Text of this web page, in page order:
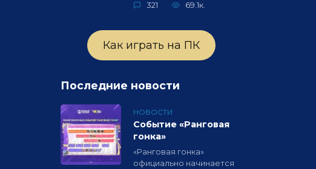
321
69.1к.
Как играть на ПК
Последние новости
НОВОСТИ
Событие «Ранговая
гонка»
«Ранговая гонка»
официально начинается